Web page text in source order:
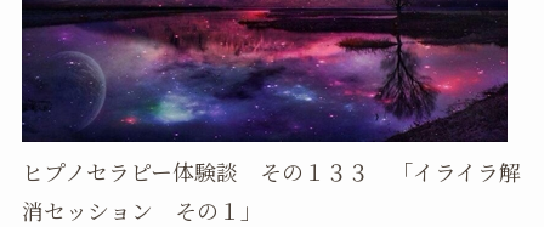
ヒプノセラピー体験談 その１３３ 「イライラ解
消セッション その１」